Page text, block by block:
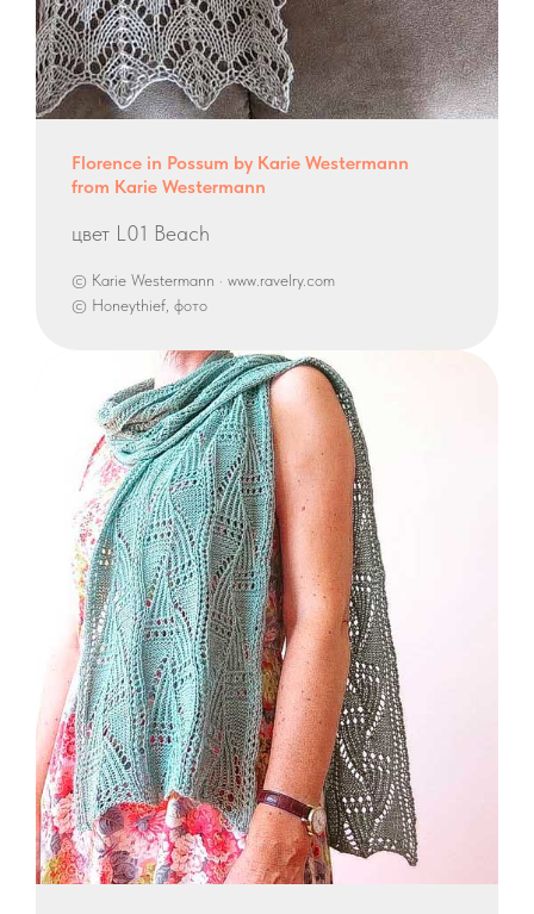
Florence in Possum by Karie Westermann
from Karie Westermann
цвет L01 Beach
© Karie Westermann · www.ravelry.com
© Honeythief, фото